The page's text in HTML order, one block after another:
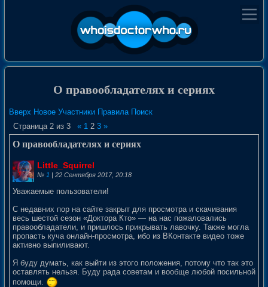
О правообладателях и сериях
Вверх Новое Участники Правила Поиск
Страница 2 из 3 « 1 2 3 »
О правообладателях и сериях
Little_Squirrel
№ 1 | 22 Сентября 2017, 20:18
Уважаемые пользователи!
С недавних пор на сайте закрыт для просмотра и скачивания
весь шестой сезон «Доктора Кто» — на нас пожаловались
правообладатели, и пришлось прикрывать лавочку. Также могла
пропасть куча онлайн-просмотра, ибо из ВКонтакте видео тоже
активно выпиливают.
Я буду думать, как выйти из этого положения, потому что так это
оставлять нельзя. Буду рада советам и вообще любой посильной
помощи.